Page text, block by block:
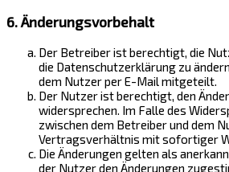
6. Änderungsvorbehalt
Der Betreiber ist berechtigt, die
die Datenschutzerklärung zu
dem Nutzer per E-Mail mitgeteilt.
Der Nutzer ist berechtigt, den
widersprechen. Im Falle des
zwischen dem Betreiber und dem
Vertragsverhältnis mit sofortiger
Die Änderungen gelten als
der Nutzer den Änderungen